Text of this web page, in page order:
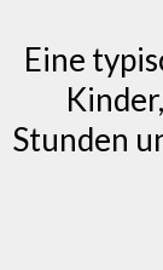
Eine
Stunden